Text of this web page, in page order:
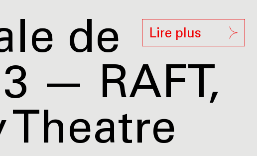
Lire plus
de
— RAFT,
Theatre